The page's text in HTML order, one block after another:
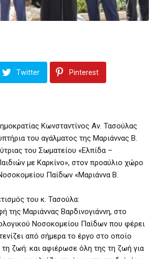
Twitter Pinterest
Κωνσταντίνος Αν. Τασούλας
του αγάλματος της Μαριάννας Β.
του Σωματείου «Ελπίδα –
με Καρκίνο», στον προαύλιο χώρο
Παίδων «Μαριάννα Β.
του κ. Τασούλα:
της Μαριάννας Βαρδινογιάννη, στο
Νοσοκομείου Παίδων που φέρει
από σήμερα το έργο στο οποίο
ζωή: και αφιέρωσε όλη της τη ζωή για